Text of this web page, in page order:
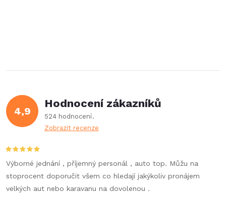
4,9
Hodnocení zákazníků
524 hodnocení
Zobrazit recenze
Výborné jednání , příjemný personál , auto top. Můžu na
stoprocent doporučit všem co hledají jakýkoliv pronájem
velkých aut nebo karavanu na dovolenou .